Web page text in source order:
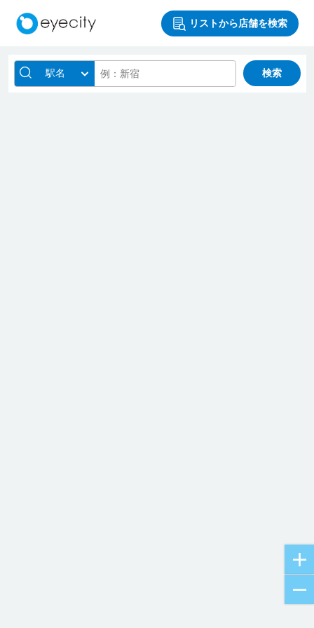
リストから店舗を検索
駅名 検索